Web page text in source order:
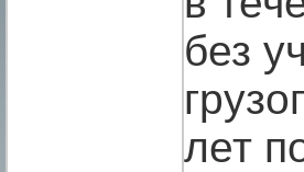
без
лет